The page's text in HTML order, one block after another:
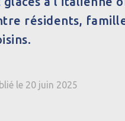
résidents,
le 20 juin 2025